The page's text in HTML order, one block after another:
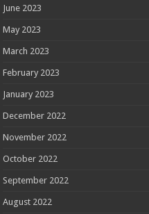
June 2023
May 2023
March 2023
February 2023
January 2023
December 2022
November 2022
October 2022
September 2022
August 2022